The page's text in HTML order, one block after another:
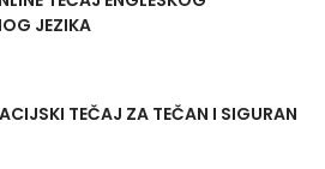
JEZIKA
TEČAJ ZA TEČAN I SIGURAN